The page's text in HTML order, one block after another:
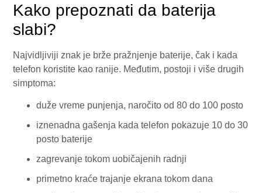
Kako prepoznati da baterija
slabi?
Najvidljiviji znak je brže pražnjenje baterije, čak i kada
telefon koristite kao ranije. Međutim, postoji i više drugih
simptoma:
duže vreme punjenja, naročito od 80 do 100 posto
iznenadna gašenja kada telefon pokazuje 10 do 30
posto baterije
zagrevanje tokom uobičajenih radnji
primetno kraće trajanje ekrana tokom dana